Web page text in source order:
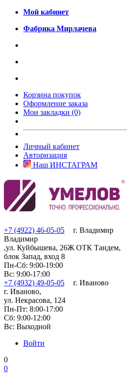
Мой кабинет
Фабрика Мирлачева
Корзина покупок
Оформление заказа
Мои закладки (0)
Личный кабинет
Авторизация
Наш ИНСТАГРАМ
+7 (4922) 46-05-05
г. Владимир
Владимир
,ул. Куйбышева, 26Ж ОТК Тандем,
блок Запад, вход 8
Пн-Сб: 9:00-19:00
Вс: 9:00-17:00
+7 (4932) 49-05-05
г. Иваново
г. Иваново,
ул. Некрасова, 124
Пн-Пт: 8:00-17:00
Сб: 9:00-12:00
Вс: Выходной
Войти
0
0